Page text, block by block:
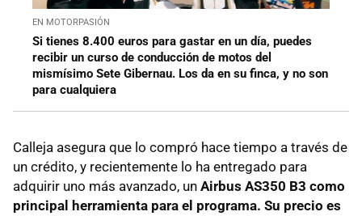
EN MOTORPASIÓN
Si tienes 8.400 euros para gastar en un día, puedes
recibir un curso de conducción de motos del
mismísimo Sete Gibernau. Los da en su finca, y no son
para cualquiera
Calleja asegura que lo compró hace tiempo a través de
un crédito, y recientemente lo ha entregado para
adquirir uno más avanzado, un Airbus AS350 B3 como
principal herramienta para el programa. Su precio es